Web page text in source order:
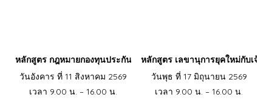
หลักสูตร กฎหมายกองทุนประกันสังคมที่บังคับใช้ปี พ.ศ.2569 และกฎหม
วันอังคาร ที่ 11 สิงหาคม 2569
เวลา 9.00 น. – 16.00 น.
หลักสูตร เลขานุการยุคใหม่กับเจ้า
วันพุธ ที่ 17 มิถุนายน 2569
เวลา 9.00 น. – 16.00 น.